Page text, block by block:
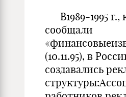
В1989-1995 г.,
сообщали
(10.11.95), в
создавались